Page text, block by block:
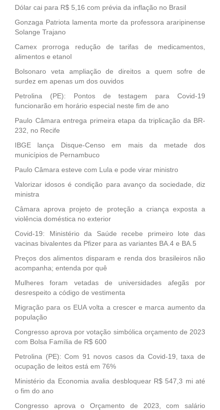
Dólar cai para R$ 5,16 com prévia da inflação no Brasil
Gonzaga Patriota lamenta morte da professora araripinense
Solange Trajano
Camex prorroga redução de tarifas de medicamentos,
alimentos e etanol
Bolsonaro veta ampliação de direitos a quem sofre de
surdez em apenas um dos ouvidos
Petrolina (PE): Pontos de testagem para Covid-19
funcionarão em horário especial neste fim de ano
Paulo Câmara entrega primeira etapa da triplicação da BR-
232, no Recife
IBGE lança Disque-Censo em mais da metade dos
municípios de Pernambuco
Paulo Câmara esteve com Lula e pode virar ministro
Valorizar idosos é condição para avanço da sociedade, diz
ministra
Câmara aprova projeto de proteção a criança exposta a
violência doméstica no exterior
Covid-19: Ministério da Saúde recebe primeiro lote das
vacinas bivalentes da Pfizer para as variantes BA.4 e BA.5
Preços dos alimentos disparam e renda dos brasileiros não
acompanha; entenda por quê
Mulheres foram vetadas de universidades afegãs por
desrespeito a código de vestimenta
Migração para os EUA volta a crescer e marca aumento da
população
Congresso aprova por votação simbólica orçamento de 2023
com Bolsa Família de R$ 600
Petrolina (PE): Com 91 novos casos da Covid-19, taxa de
ocupação de leitos está em 76%
Ministério da Economia avalia desbloquear R$ 547,3 mi até
o fim do ano
Congresso aprova o Orçamento de 2023, com salário